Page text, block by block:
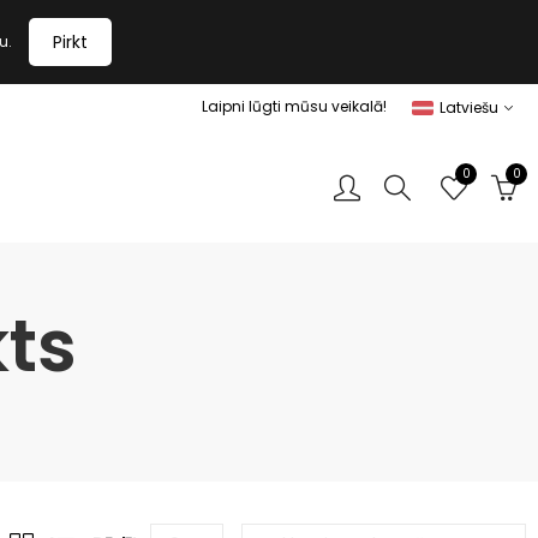
Pirkt
Laipni lūgti mūsu veikalā! Latviešu
0 0